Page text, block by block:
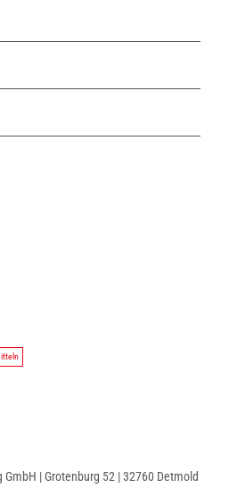
| Grotenburg 52 | 32760 Detmold